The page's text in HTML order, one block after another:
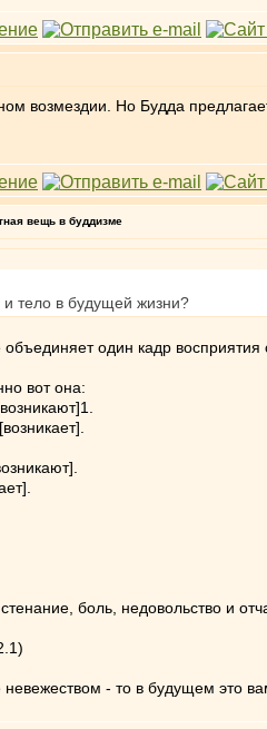
возмездии. Но Будда
вещь в буддизме
и тело в будущей жизни?
один кадр восприятия
вот она:
боль, недовольство и
- то в будущем это